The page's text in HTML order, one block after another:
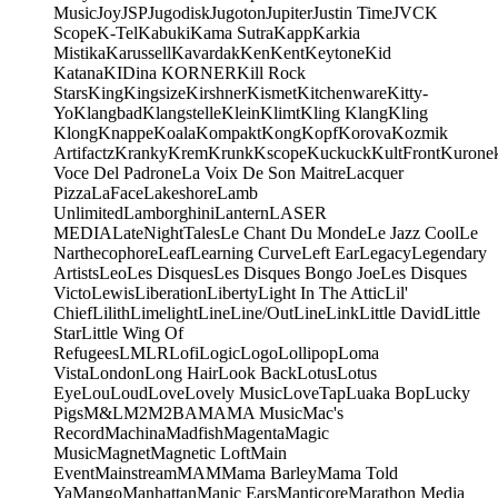
MusicJoyJSPJugodiskJugotonJupiterJustin TimeJVCK
ScopeK-TelKabukiKama SutraKappKarkia
MistikaKarussellKavardakKenKentKeytoneKid
KatanaKIDina KORNERKill Rock
StarsKingKingsizeKirshnerKismetKitchenwareKitty-
YoKlangbadKlangstelleKleinKlimtKling KlangKling
KlongKnappeKoalaKompaktKongKopfKorovaKozmik
ArtifactzKrankyKremKrunkKscopeKuckuckKultFront
Voce Del PadroneLa Voix De Son MaitreLacquer
PizzaLaFaceLakeshoreLamb
UnlimitedLamborghiniLanternLASER
MEDIALateNightTalesLe Chant Du MondeLe Jazz CoolLe
NarthecophoreLeafLearning CurveLeft EarLegacyLegendary
ArtistsLeoLes DisquesLes Disques Bongo JoeLes Disques
VictoLewisLiberationLibertyLight In The AtticLil'
ChiefLilithLimelightLineLine/OutLineLinkLittle DavidLittle
StarLittle Wing Of
RefugeesLMLRLofiLogicLogoLollipopLoma
VistaLondonLong HairLook BackLotusLotus
EyeLouLoudLoveLovely MusicLoveTapLuaka BopLucky
PigsM&LM2M2BAMAMA MusicMac's
RecordMachinaMadfishMagentaMagic
MusicMagnetMagnetic LoftMain
EventMainstreamMAMMama BarleyMama Told
YaMangoManhattanManic EarsManticoreMarathon Media